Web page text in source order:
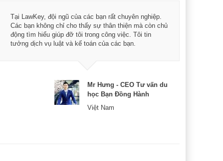
Tại LawKey, đội ngũ của các bạn rất chuyên nghiệp.
Các bạn không chỉ cho thấy sự thân thiện mà còn chủ
động tìm hiểu giúp đỡ tôi trong công việc. Tôi tin
tưởng dịch vụ luật và kế toán của các bạn.
Mr Hưng - CEO Tư vấn du
học Bạn Đồng Hành
Việt Nam